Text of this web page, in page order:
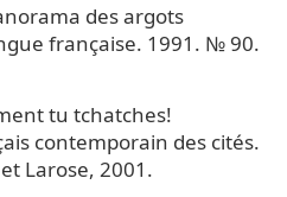
des argots
française. 1991. № 90.
tu tchatches!
contemporain des cités.
Larose, 2001.